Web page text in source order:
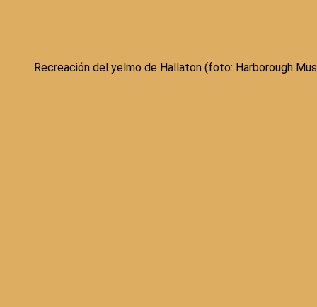
Recreación del yelmo de Hallaton (foto: Harborough